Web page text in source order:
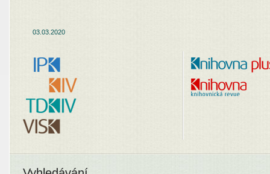
03.03.2020